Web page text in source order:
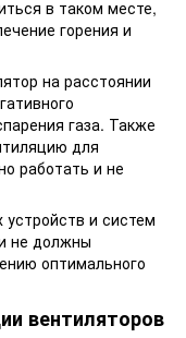
в таком месте,
горения и
на расстоянии
газа. Также
для
работать и не
и систем
не должны
оптимального
вентиляторов